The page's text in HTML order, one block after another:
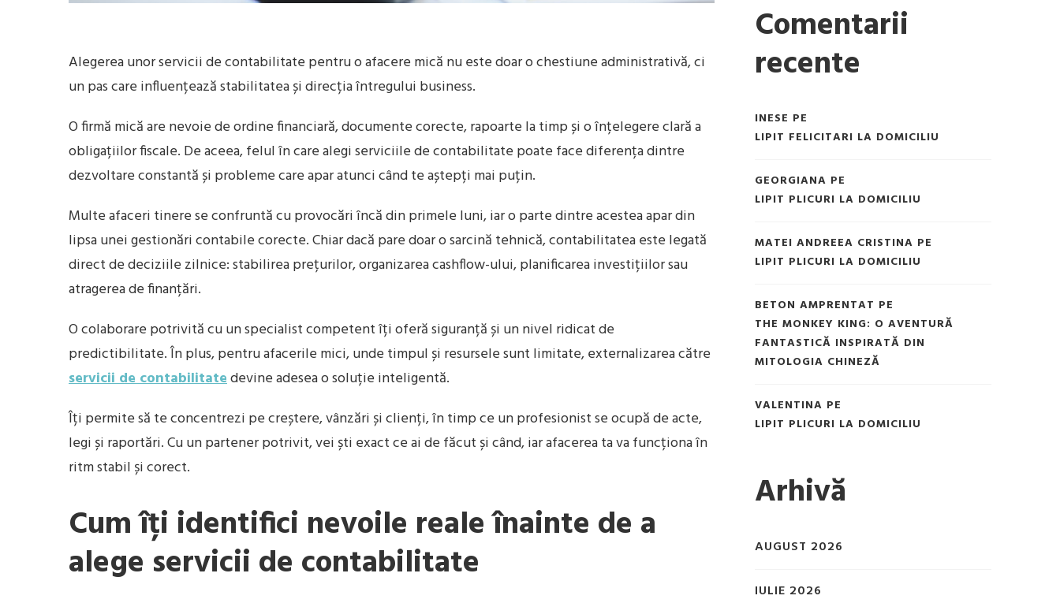
Alegerea unor servicii de contabilitate pentru o afacere mică nu este doar o chestiune administrativă, ci
un pas care influențează stabilitatea și direcția întregului business.
O firmă mică are nevoie de ordine financiară, documente corecte, rapoarte la timp și o înțelegere clară a
obligațiilor fiscale. De aceea, felul în care alegi serviciile de contabilitate poate face diferența dintre
dezvoltare constantă și probleme care apar atunci când te aștepți mai puțin.
Multe afaceri tinere se confruntă cu provocări încă din primele luni, iar o parte dintre acestea apar din
lipsa unei gestionări contabile corecte. Chiar dacă pare doar o sarcină tehnică, contabilitatea este legată
direct de deciziile zilnice: stabilirea prețurilor, organizarea cashflow-ului, planificarea investițiilor sau
atragerea de finanțări.
O colaborare potrivită cu un specialist competent îți oferă siguranță și un nivel ridicat de
predictibilitate. În plus, pentru afacerile mici, unde timpul și resursele sunt limitate, externalizarea către
servicii de contabilitatedevine adesea o soluție inteligentă.
Îți permite să te concentrezi pe creștere, vânzări și clienți, în timp ce un profesionist se ocupă de acte,
legi și raportări. Cu un partener potrivit, vei ști exact ce ai de făcut și când, iar afacerea ta va funcționa în
ritm stabil și corect.
Cum îți identifici nevoile reale înainte de a
alege servicii de contabilitate
Comentarii
recente
INESE PE
LIPIT FELICITARI LA DOMICILIU
GEORGIANA PE
LIPIT PLICURI LA DOMICILIU
MATEI ANDREEA CRISTINA PE
LIPIT PLICURI LA DOMICILIU
BETON AMPRENTAT PE
THE MONKEY KING: O AVENTURĂ
FANTASTICĂ INSPIRATĂ DIN
MITOLOGIA CHINEZĂ
VALENTINA PE
LIPIT PLICURI LA DOMICILIU
Arhivă
AUGUST 2026
IULIE 2026